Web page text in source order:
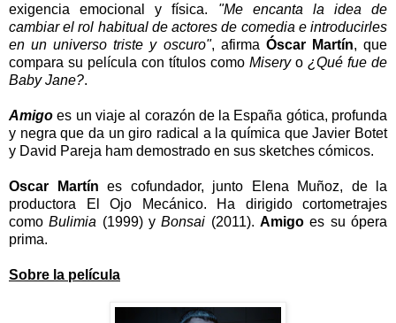
exigencia emocional y física. "Me encanta la idea de
cambiar el rol habitual de actores de comedia e introducirles
en un universo triste y oscuro", afirma Óscar Martín, que
compara su película con títulos como Misery o ¿Qué fue de
Baby Jane?.
Amigoes un viaje al corazón de la España gótica, profunda
y negra que da un giro radical a la química que Javier Botet
y David Pareja ham demostrado en sus sketches cómicos.
Oscar Martín es cofundador, junto Elena Muñoz, de la
productora El Ojo Mecánico. Ha dirigido cortometrajes
comoBulimia (1999) yBonsai (2011).Amigo es su ópera
prima.
Sobre la película